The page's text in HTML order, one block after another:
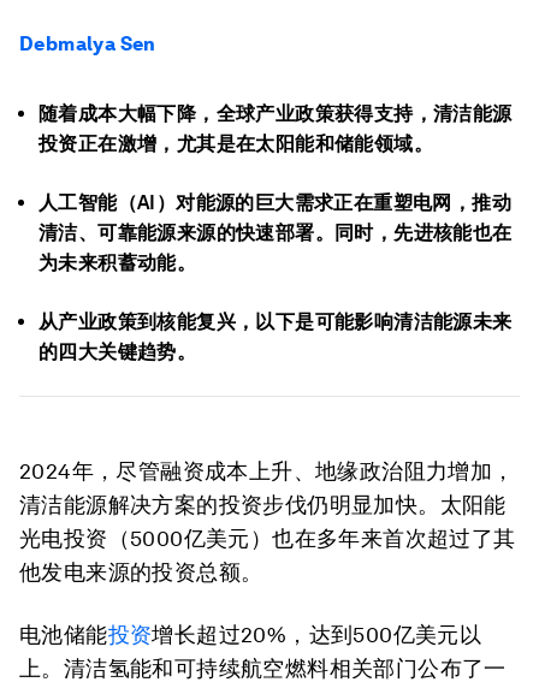
Debmalya Sen
随着成本大幅下降，全球产业政策获得支持，清洁能源
投资正在激增，尤其是在太阳能和储能领域。
人工智能（AI）对能源的巨大需求正在重塑电网，推动
清洁、可靠能源来源的快速部署。同时，先进核能也在
为未来积蓄动能。
从产业政策到核能复兴，以下是可能影响清洁能源未来
的四大关键趋势。
2024年，尽管融资成本上升、地缘政治阻力增加，
清洁能源解决方案的投资步伐仍明显加快。太阳能
光电投资（5000亿美元）也在多年来首次超过了其
他发电来源的投资总额。
电池储能投资增长超过20%，达到500亿美元以
上。清洁氢能和可持续航空燃料相关部门公布了一